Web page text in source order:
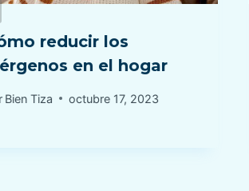
reducir los
en el hogar
Bien Tiza octubre 17, 2023